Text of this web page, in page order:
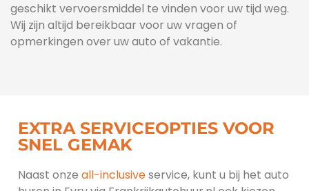
geschikt vervoersmiddel te vinden voor uw tijd weg.
Wij zijn altijd bereikbaar voor uw vragen of
opmerkingen over uw auto of vakantie.
EXTRA SERVICEOPTIES VOOR
SNEL GEMAK
Naast onze all-inclusiveservice, kunt u bij het auto